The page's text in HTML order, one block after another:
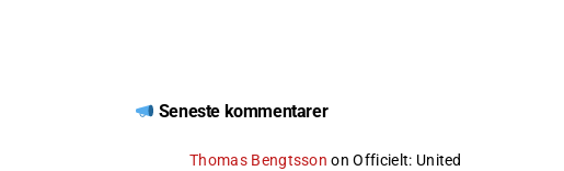
Seneste kommentarer
Thomas Bengtsson onOfficielt: United